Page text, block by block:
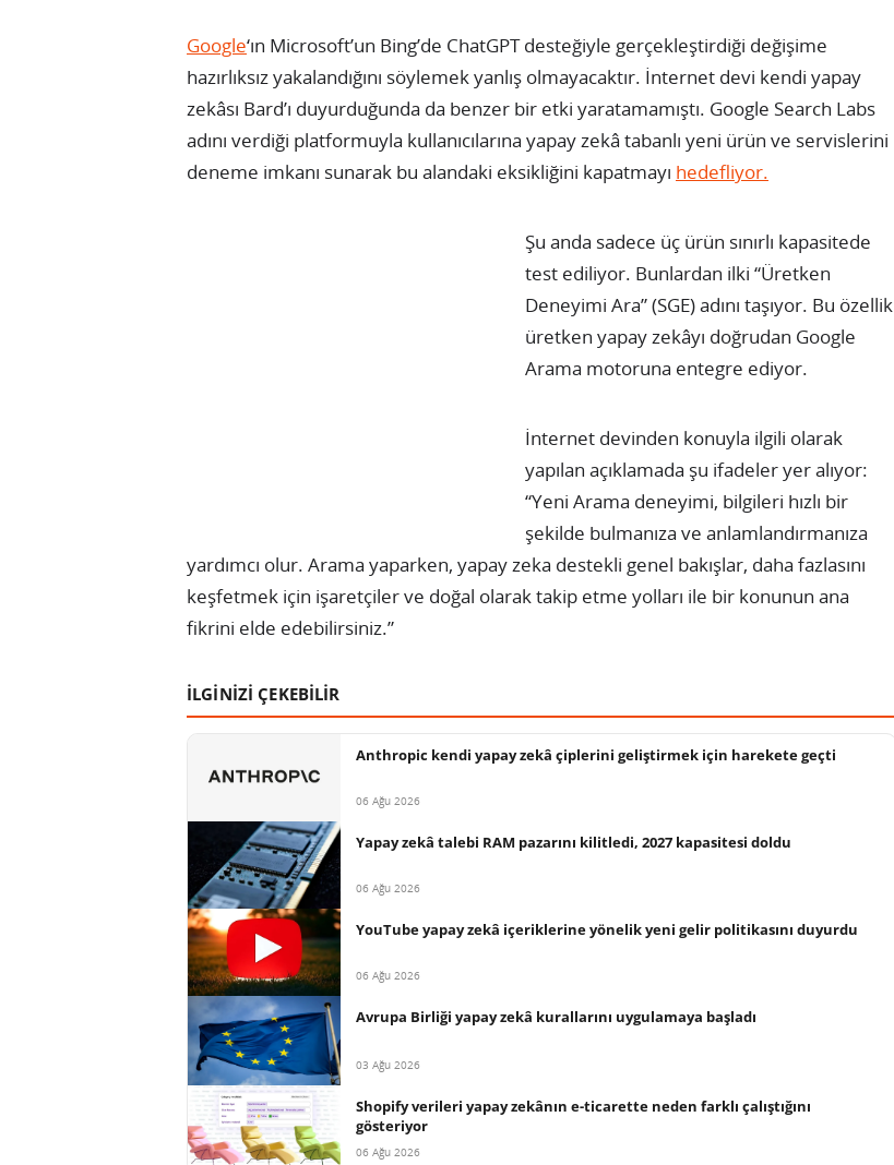
Google‘ın Microsoft’un Bing’de ChatGPT desteğiyle gerçekleştirdiği değişime
hazırlıksız yakalandığını söylemek yanlış olmayacaktır. İnternet devi kendi yapay
zekâsı Bard’ı duyurduğunda da benzer bir etki yaratamamıştı. Google Search Labs
adını verdiği platformuyla kullanıcılarına yapay zekâ tabanlı yeni ürün ve servislerini
deneme imkanı sunarak bu alandaki eksikliğini kapatmayı hedefliyor.
Şu anda sadece üç ürün sınırlı kapasitede
test ediliyor. Bunlardan ilki “Üretken
Deneyimi Ara” (SGE) adını taşıyor. Bu özellik
üretken yapay zekâyı doğrudan Google
Arama motoruna entegre ediyor.
İnternet devinden konuyla ilgili olarak
yapılan açıklamada şu ifadeler yer alıyor:
“Yeni Arama deneyimi, bilgileri hızlı bir
şekilde bulmanıza ve anlamlandırmanıza
yardımcı olur. Arama yaparken, yapay zeka destekli genel bakışlar, daha fazlasını
keşfetmek için işaretçiler ve doğal olarak takip etme yolları ile bir konunun ana
fikrini elde edebilirsiniz.”
İLGİNİZİ ÇEKEBİLİR
Anthropic kendi yapay zekâ çiplerini geliştirmek için harekete geçti
06 Ağu 2026
Yapay zekâ talebi RAM pazarını kilitledi, 2027 kapasitesi doldu
06 Ağu 2026
YouTube yapay zekâ içeriklerine yönelik yeni gelir politikasını duyurdu
06 Ağu 2026
Avrupa Birliği yapay zekâ kurallarını uygulamaya başladı
03 Ağu 2026
Shopify verileri yapay zekânın e-ticarette neden farklı çalıştığını
gösteriyor
06 Ağu 2026